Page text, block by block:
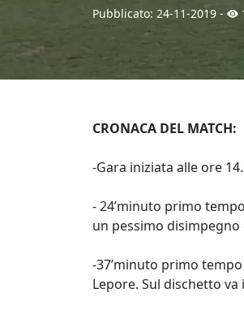
Pubblicato: 24-11-2019 -
CRONACA DEL MATCH:
-Gara iniziata alle ore
- 24’minuto primo
un pessimo disimpegno
-37’minuto primo
Lepore. Sul dischetto va